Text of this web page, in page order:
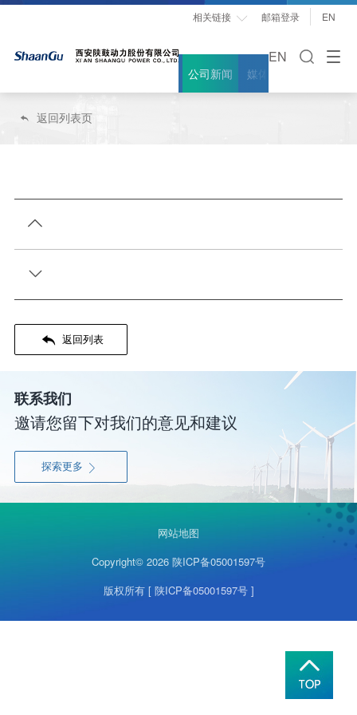
相关链接  邮箱登录 EN
EN
公司新闻 媒体聚焦
 返回列表页


 返回列表
联系我们
邀请您留下对我们的意见和建议
探索更多 
网站地图
Copyright© 2026 陕ICP备05001597号
版权所有 [ 陕ICP备05001597号 ]